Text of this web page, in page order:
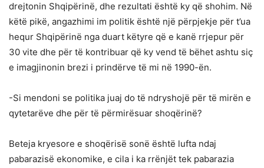
drejtonin Shqipërinë, dhe rezultati është ky që shohim. Në
këtë pikë, angazhimi im politik është një përpjekje për t’ua
hequr Shqipërinë nga duart këtyre që e kanë rrjepur për
30 vite dhe për të kontribuar që ky vend të bëhet ashtu siç
e imagjinonin brezi i prindërve të mi në 1990-ën.
-Si mendoni se politika juaj do të ndryshojë për të mirën e
qytetarëve dhe për të përmirësuar shoqërinë?
Beteja kryesore e shoqërisë sonë është lufta ndaj
pabarazisë ekonomike, e cila i ka rrënjët tek pabarazia